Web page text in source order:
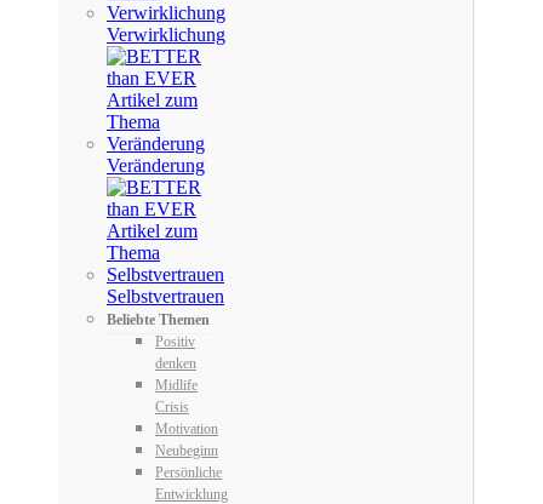
Verwirklichung
Veränderung
Selbstvertrauen
Beliebte Themen
Positiv
denken
Midlife
Crisis
Motivation
Neubeginn
Persönliche
Entwicklung